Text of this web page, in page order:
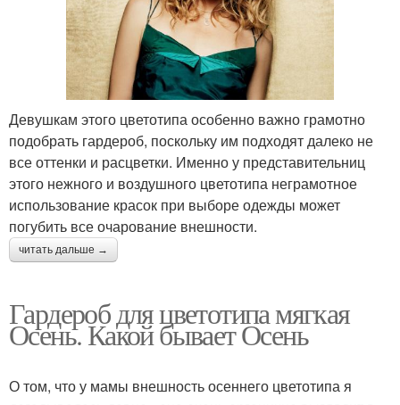
Девушкам этого цветотипа особенно важно грамотно
подобрать гардероб, поскольку им подходят далеко не
все оттенки и расцветки. Именно у представительниц
этого нежного и воздушного цветотипа неграмотное
использование красок при выборе одежды может
погубить все очарование внешности.
читать дальше →
Гардероб для цветотипа мягкая
Осень. Какой бывает Осень
О том, что у мамы внешность осеннего цветотипа я